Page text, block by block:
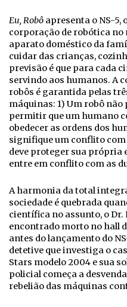
Eu, Robô apresenta o NS-5,
corporação de robótica no
aparato doméstico da
cuidar das crianças,
previsão é que para cada
servindo aos humanos. A
robôs é garantida pelas
máquinas: 1) Um robô
permitir que um humano
obedecer as ordens dos
signifique um conflito
deve proteger sua própria
entre em conflito com as
A harmonia da total
sociedade é quebrada
científica no assunto, o
encontrado morto no hall
antes do lançamento do
detetive que investiga o
Stars modelo 2004 e sua
policial começa a
rebelião das máquinas